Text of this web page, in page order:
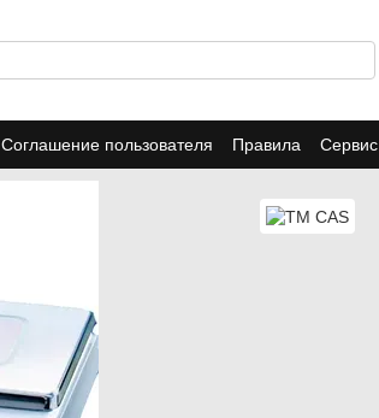
Соглашение пользователя Правила Сервис